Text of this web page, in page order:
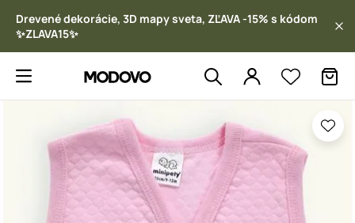
Drevené dekorácie, 3D mapy sveta, ZĽAVA -15% s kódom
✨ZLAVA15✨